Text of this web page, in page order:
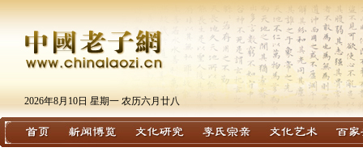
2026年8月10日 星期一 农历六月廿八